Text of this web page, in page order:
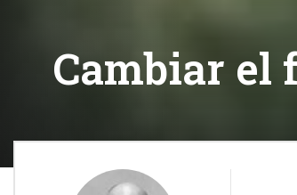
Cambiar el